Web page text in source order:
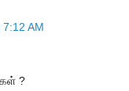
AM
?